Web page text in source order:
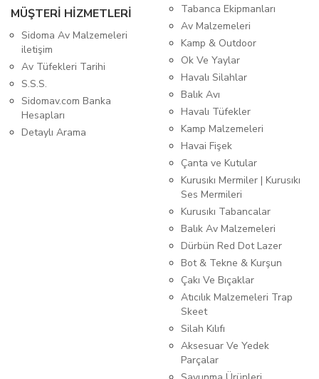
MÜŞTERİ HİZMETLERİ
Sidoma Av Malzemeleri
iletişim
Av Tüfekleri Tarihi
S.S.S.
Sidomav.com Banka
Hesapları
Detaylı Arama
Tabanca Ekipmanları
Av Malzemeleri
Kamp & Outdoor
Ok Ve Yaylar
Havalı Silahlar
Balık Avı
Havalı Tüfekler
Kamp Malzemeleri
Havai Fişek
Çanta ve Kutular
Kurusıkı Mermiler | Kurusıkı
Ses Mermileri
Kurusıkı Tabancalar
Balık Av Malzemeleri
Dürbün Red Dot Lazer
Bot & Tekne & Kurşun
Çakı Ve Bıçaklar
Atıcılık Malzemeleri Trap
Skeet
Silah Kılıfı
Aksesuar Ve Yedek
Parçalar